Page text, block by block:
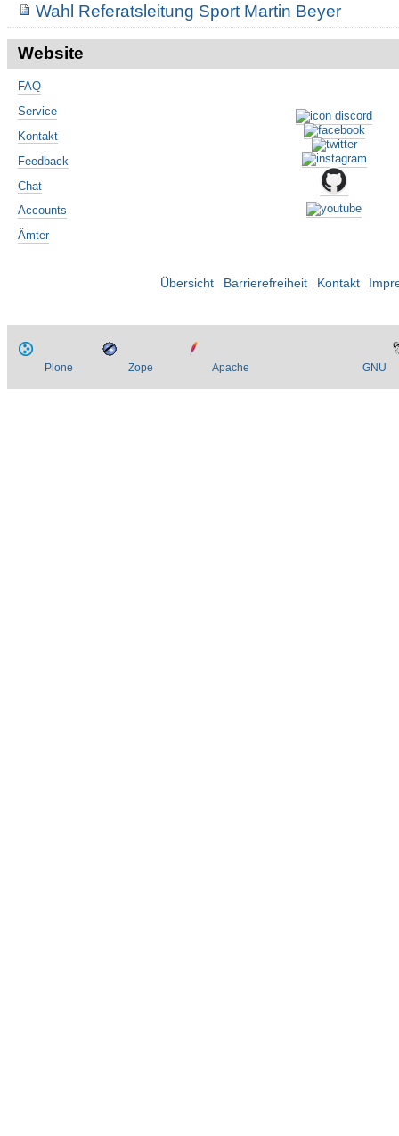
Wahl Referatsleitung Sport Martin Beyer
Website
FAQ
Service
Kontakt
Feedback
Chat
Accounts
Ämter
Übersicht Barrierefreiheit Kontakt
Plone Zope Apache GNU